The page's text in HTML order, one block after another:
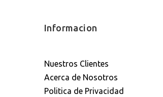
Informacion
Nuestros Clientes
Acerca de Nosotros
Politica de Privacidad